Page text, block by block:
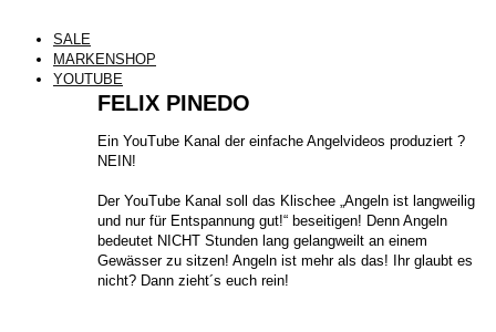
SALE
MARKENSHOP
YOUTUBE
FELIX PINEDO
​Ein YouTube Kanal der einfache Angelvideos produziert ?
NEIN!
Der YouTube Kanal soll das Klischee „Angeln ist langweilig
und nur für Entspannung gut!“ beseitigen! Denn Angeln
bedeutet NICHT Stunden lang gelangweilt an einem
Gewässer zu sitzen! Angeln ist mehr als das! Ihr glaubt es
nicht? Dann zieht´s euch rein!